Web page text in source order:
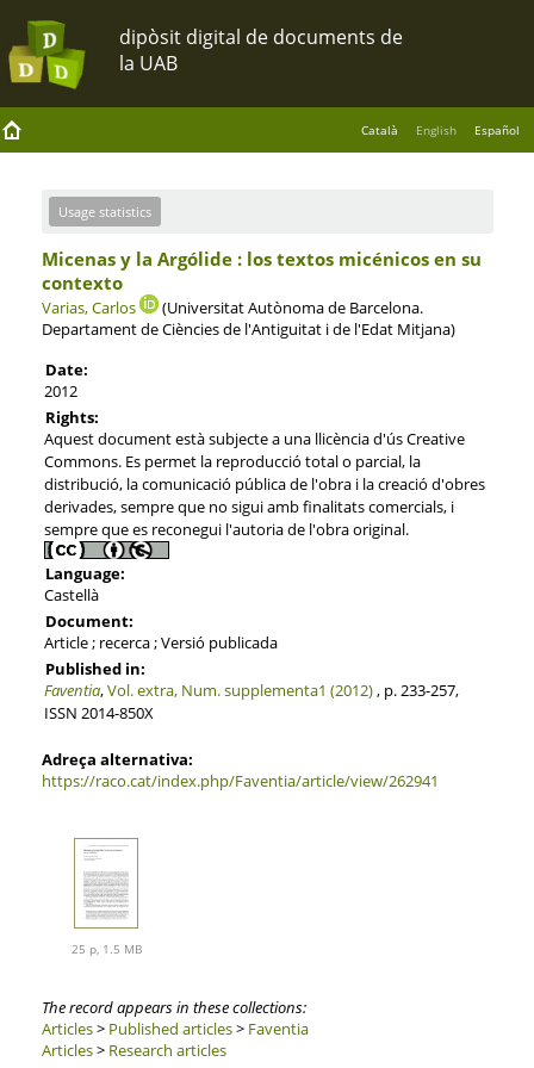
Català English Español
Usage statistics
Micenas y la Argólide : los textos micénicos en su
contexto
Varias, Carlos
(Universitat Autònoma de Barcelona.
Departament de Ciències de l'Antiguitat i de l'Edat Mitjana)
Date:
2012
Rights:
Aquest document està subjecte a una llicència d'ús Creative
Commons. Es permet la reproducció total o parcial, la
distribució, la comunicació pública de l'obra i la creació d'obres
derivades, sempre que no sigui amb finalitats comercials, i
sempre que es reconegui l'autoria de l'obra original.
Language:
Castellà
Document:
Article ; recerca ; Versió publicada
Published in:
Faventia,Vol. extra, Num. supplementa1 (2012), p. 233-257,
ISSN 2014-850X
Adreça alternativa:
https://raco.cat/index.php/Faventia/article/view/262941
25 p, 1.5 MB
The record appears in these collections:
Articles> Published articles> Faventia
Articles> Research articles